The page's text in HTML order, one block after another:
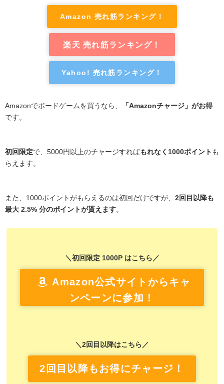
Amazon 売れ筋ランキング！
楽天 売れ筋ランキング！
Yahoo! 売れ筋ランキング！
Amazonでボードゲームを買うなら、
「Amazonチャージ」がお得
です。
初回限定で、5000円以上のチャージすればもれなく1000ポイント も
らえます。
また、1000ポイントがもらえるのは初回だけですが、 2回目以降も
最大 2.5% 分のポイントが貰えます。
＼初回限定 1000P はこちら／
Amazon公式サイトからキャ
ンペーンに参加！
＼2回目以降はこちら／
2回目以降もお得にチャージ！